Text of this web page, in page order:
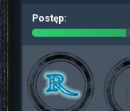
Postęp: